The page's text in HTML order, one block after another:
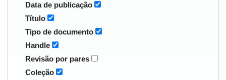
Data de publicação
Título
Tipo de documento
Handle
Revisão por pares
Coleção